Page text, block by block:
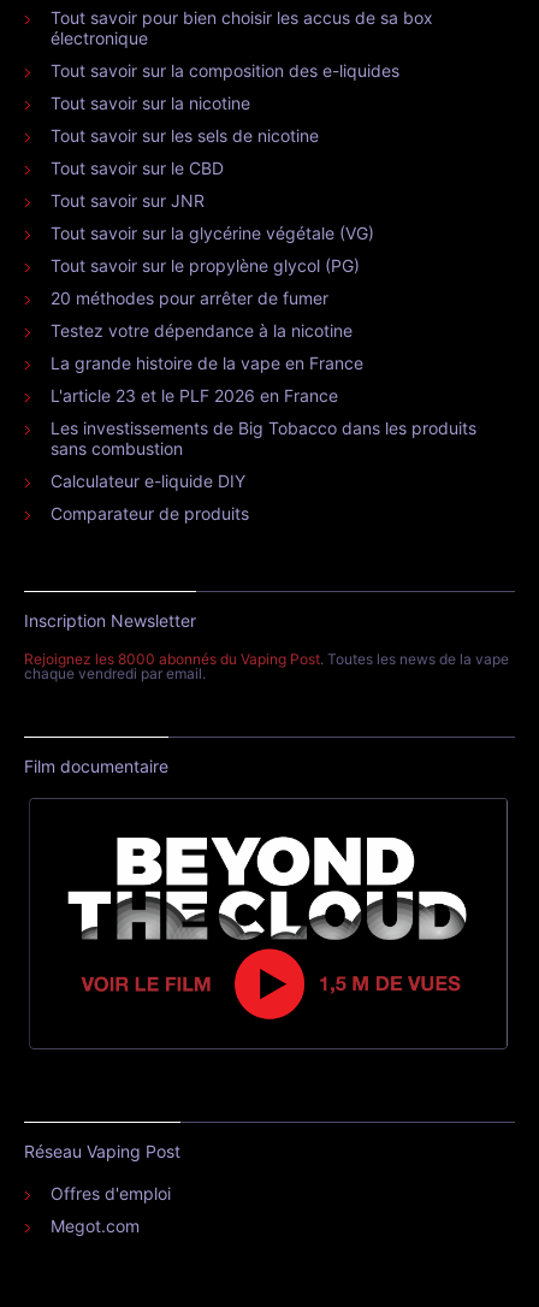
Tout savoir pour bien choisir les accus de sa box
électronique
Tout savoir sur la composition des e-liquides
Tout savoir sur la nicotine
Tout savoir sur les sels de nicotine
Tout savoir sur le CBD
Tout savoir sur JNR
Tout savoir sur la glycérine végétale (VG)
Tout savoir sur le propylène glycol (PG)
20 méthodes pour arrêter de fumer
Testez votre dépendance à la nicotine
La grande histoire de la vape en France
L'article 23 et le PLF 2026 en France
Les investissements de Big Tobacco dans les produits
sans combustion
Calculateur e-liquide DIY
Comparateur de produits
Inscription Newsletter
Rejoignez les 8000 abonnés du Vaping Post. Toutes les news de la vape
chaque vendredi par email.
Film documentaire
Réseau Vaping Post
Offres d'emploi
Megot.com